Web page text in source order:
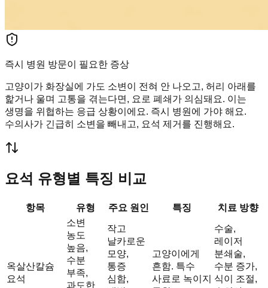
즉시 병원 방문이 필요한 증상
고양이가 화장실에 가도 소변이 전혀 안 나오고, 허리 아래를
핥거나 울며 고통을 겪는다면, 요로 폐쇄가 의심돼요. 이는
생명을 위협하는 응급 상황이에요. 즉시 병원에 가야 해요.
수의사가 긴급히 소변을 빼내고, 요석 제거를 진행해요.
요석 유형별 특징 비교
항목 유형 주요 원인 특징 치료 방향
옥살산칼슘
요석
소변
농도
높음,
수분
부족,
과도한
작고
날카로운
모양,
통증
심함,
고양이에게
흔함. 특수
사료로 녹이지
수술,
레이저
분쇄술,
수분 증가,
식이 조절,